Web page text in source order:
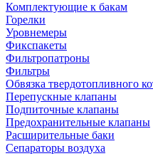
Комплектующие к бакам
Горелки
Уровнемеры
Фикспакеты
Фильтропатроны
Фильтры
Обвязка твердотопливного
Перепускные клапаны
Подпиточные клапаны
Предохранительные клапаны
Расширительные баки
Сепараторы воздуха